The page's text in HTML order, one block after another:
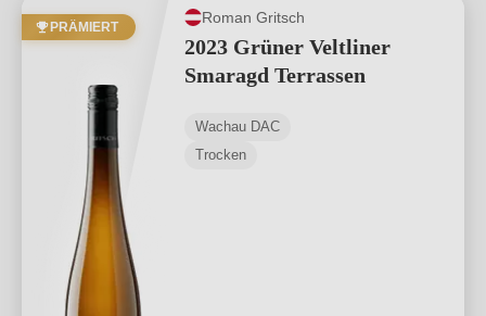
PRÄMIERT
Roman Gritsch
2023 Grüner Veltliner
Smaragd Terrassen
Wachau DAC
Trocken